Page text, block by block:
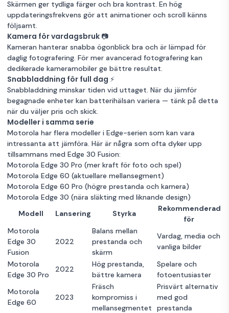
Skärmen ger tydliga färger och bra kontrast. En hög
uppdateringsfrekvens gör att animationer och scroll känns
följsamt.
Kamera för vardagsbruk 📷
Kameran hanterar snabba ögonblick bra och är lämpad för
daglig fotografering. För mer avancerad fotografering kan
dedikerade kameramobiler ge bättre resultat.
Snabbladdning för full dag ⚡
Snabbladdning minskar tiden vid uttaget. När du jämför
begagnade enheter kan batterihälsan variera — tänk på detta
när du väljer pris och skick.
Modeller i samma serie
Motorola har flera modeller i Edge-serien som kan vara
intressanta att jämföra. Här är några som ofta dyker upp
tillsammans med Edge 30 Fusion:
Motorola Edge 30 Pro (mer kraft för foto och spel)
Motorola Edge 60 (aktuellare mellansegment)
Motorola Edge 60 Pro (högre prestanda och kamera)
Motorola Edge 30 (nära släkting med liknande design)
Modell
Lansering Styrka
Rekommenderad
för
Motorola
Edge 30
Fusion
2022
Balans mellan
prestanda och
skärm
Vardag, media och
vanliga bilder
Motorola
Edge 30 Pro
2022
Hög prestanda,
bättre kamera
Spelare och
fotoentusiaster
Motorola
Edge 60
2023
Fräsch
kompromiss i
mellansegmentet
Prisvärt alternativ
med god
prestanda